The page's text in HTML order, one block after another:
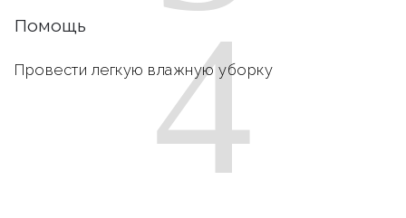
4
Помощь
Провести легкую влажную уборку